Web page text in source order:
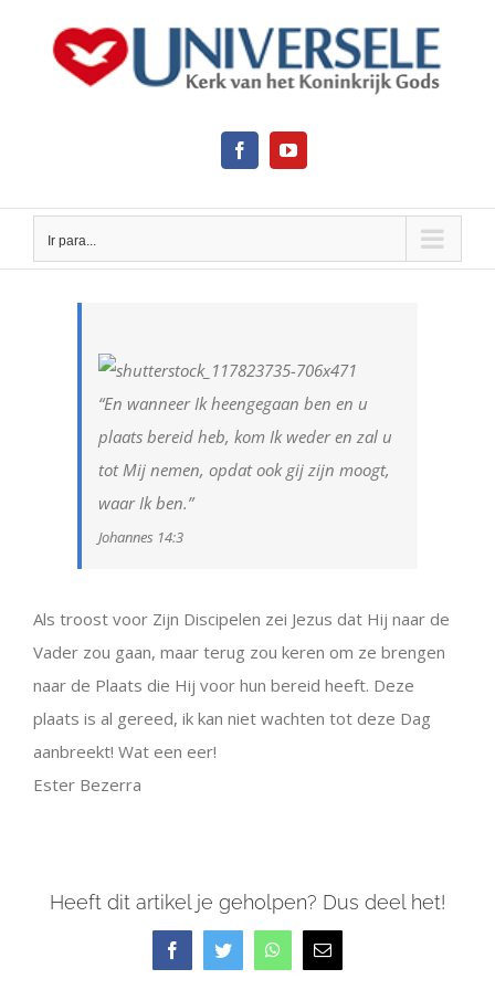
FacebookYouTube
Ir para...
“En wanneer Ik heengegaan ben en u
plaats bereid heb, kom Ik weder en zal u
tot Mij nemen, opdat ook gij zijn moogt,
waar Ik ben.”
Johannes 14:3
Als troost voor Zijn Discipelen zei Jezus dat Hij naar de
Vader zou gaan, maar terug zou keren om ze brengen
naar de Plaats die Hij voor hun bereid heeft. Deze
plaats is al gereed, ik kan niet wachten tot deze Dag
aanbreekt! Wat een eer!
Ester Bezerra
Heeft dit artikel je geholpen? Dus deel het!
FacebookTwitterWhatsApp
E-
mail